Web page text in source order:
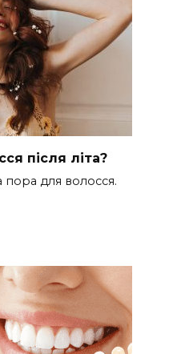
після літа?
пора для волосся.